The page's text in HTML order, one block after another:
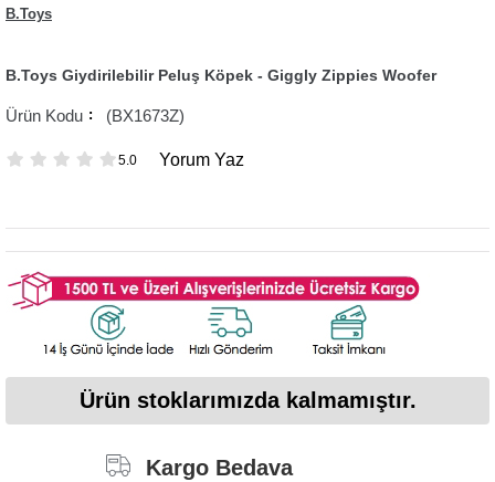
B.Toys
B.Toys Giydirilebilir Peluş Köpek - Giggly Zippies Woofer
(BX1673Z)
5.0 Yorum Yaz
Ürün stoklarımızda kalmamıştır.
Kargo Bedava